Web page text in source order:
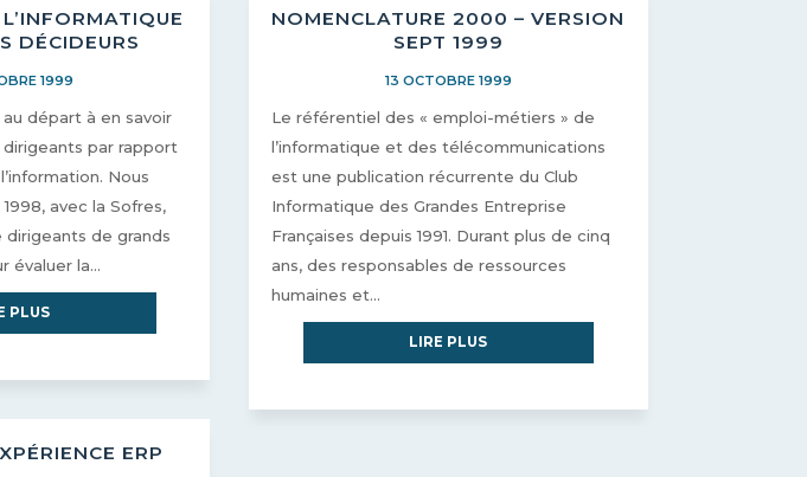
DÉCIDEURS
1999
départ à en savoir
dirigeants par rapport
Nous
avec la Sofres,
de grands
évaluer la...
PLUS
ERP
NOMENCLATURE 2000 – VERSION
SEPT 1999
13 OCTOBRE 1999
Le référentiel des « emploi-métiers » de
l’informatique et des télécommunications
est une publication récurrente du Club
Informatique des Grandes Entreprise
Françaises depuis 1991. Durant plus de cinq
ans, des responsables de ressources
humaines et...
LIRE PLUS